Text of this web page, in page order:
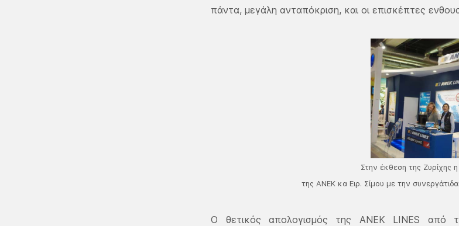
πάντα, μεγάλη ανταπόκριση, και οι επισκέπτες
Στην έκθεση της Ζυρίχης
της ΑΝΕΚ κα Ειρ. Σίμου με την
Ο θετικός απολογισμός της ΑΝΕΚ LINES από τη